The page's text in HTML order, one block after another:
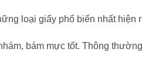
loại giấy phổ biến nhất hiện
bám mực tốt. Thông